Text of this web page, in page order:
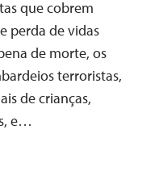
que cobrem
perda de vidas
de morte, os
terroristas,
de crianças,
e…